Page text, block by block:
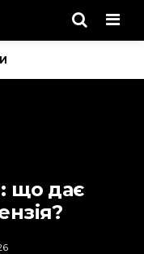
що дає